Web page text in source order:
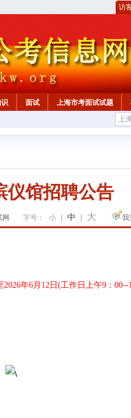
访
面试 上海市考面试试题
仪馆招聘公告
网 字号： 小 中 大 我
2026年6月12日(工作日上午9：